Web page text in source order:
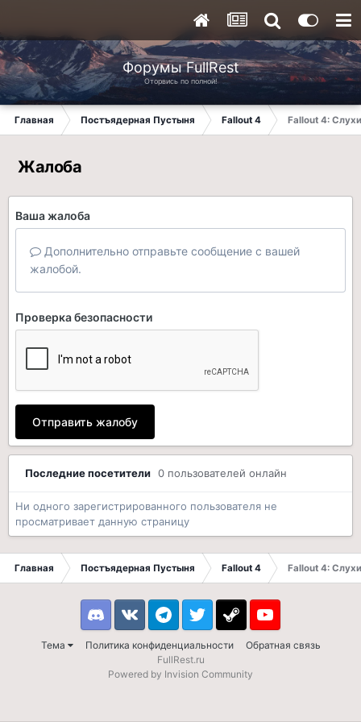
Форумы FullRest
Оторвись по полной!
Главная Постъядерная Пустыня Fallout 4 Fallout 4:
Жалоба
Ваша жалоба
Дополнительно отправьте сообщение с вашей
жалобой.
Проверка безопасности
Отправить жалобу
Последние посетители 0 пользователей онлайн
Ни одного зарегистрированного пользователя не
просматривает данную страницу
Главная Постъядерная Пустыня Fallout 4 Fallout 4:
Тема Политика конфиденциальности Обратная связь
DiscordVK TelegramTwitter Steam Youtube
FullRest.ru
Powered by Invision Community